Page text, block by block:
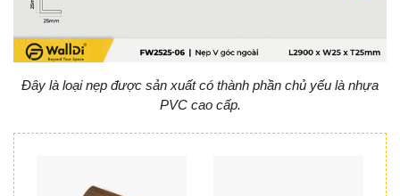
Đây là loại nẹp được sản xuất có thành phần chủ yếu là nhựa
PVC cao cấp.